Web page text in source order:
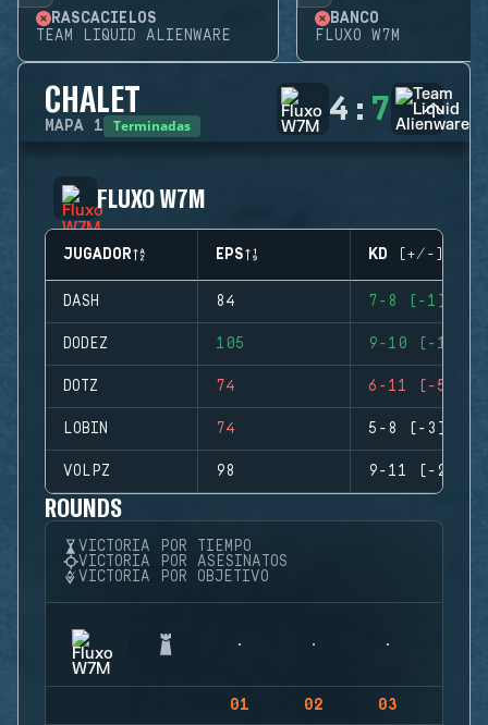
RASCACIELOS
TEAM LIQUID ALIENWARE
BANCO
FLUXO W7M
CHALET
MAPA 1 Terminadas 4 : 7
FLUXO W7M
JUGADOR EPS KD (+/-)
DASH 84 7-8 (-1)
DODEZ 105 9-10 (-1)
DOTZ 74 6-11 (-5)
LOBIN 74 5-8 (-3)
VOLPZ 98 9-11 (-2)
ROUNDS
VICTORIA POR TIEMPO
VICTORIA POR ASESINATOS
VICTORIA POR OBJETIVO
01 02 03